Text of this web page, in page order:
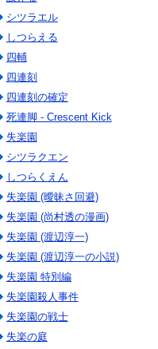
シツラエル
しつらえる
四輔
四連刻
四連刻の確定
死連脚 - Crescent Kick
失楽園
シツラクエン
しつらくえん
失楽園 (曖昧さ回避)
失楽園 (尚村透の漫画)
失楽園 (渡辺淳一)
失楽園 (渡辺淳一の小説)
失楽園 特別編
失楽園殺人事件
失楽園の戦士
失楽の庭